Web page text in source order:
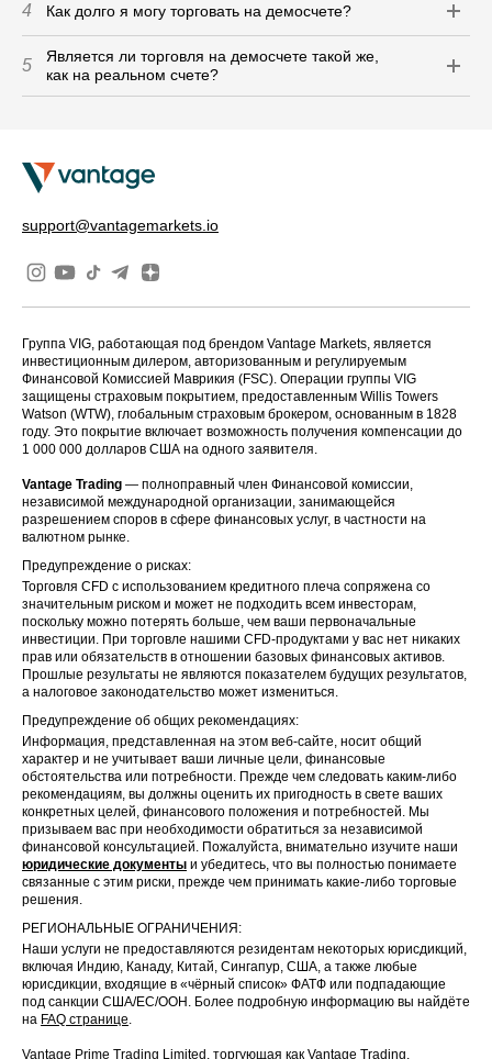
4 Как долго я могу торговать на демосчете?
5
Является ли торговля на демосчете такой же,
как на реальном счете?
support@vantagemarkets.io
Группа VIG, работающая под брендом Vantage Markets, является
инвестиционным дилером, авторизованным и регулируемым
Финансовой Комиссией Маврикия (FSC). Операции группы VIG
защищены страховым покрытием, предоставленным Willis Towers
Watson (WTW), глобальным страховым брокером, основанным в 1828
году. Это покрытие включает возможность получения компенсации до
1 000 000 долларов США на одного заявителя.
Vantage Trading — полноправный член Финансовой комиссии,
независимой международной организации, занимающейся
разрешением споров в сфере финансовых услуг, в частности на
валютном рынке.
Предупреждение о рисках:
Торговля CFD с использованием кредитного плеча сопряжена со
значительным риском и может не подходить всем инвесторам,
поскольку можно потерять больше, чем ваши первоначальные
инвестиции. При торговле нашими CFD-продуктами у вас нет никаких
прав или обязательств в отношении базовых финансовых активов.
Прошлые результаты не являются показателем будущих результатов,
а налоговое законодательство может измениться.
Предупреждение об общих рекомендациях:
Информация, представленная на этом веб-сайте, носит общий
характер и не учитывает ваши личные цели, финансовые
обстоятельства или потребности. Прежде чем следовать каким-либо
рекомендациям, вы должны оценить их пригодность в свете ваших
конкретных целей, финансового положения и потребностей. Мы
призываем вас при необходимости обратиться за независимой
финансовой консультацией. Пожалуйста, внимательно изучите наши
юридические документы и убедитесь, что вы полностью понимаете
связанные с этим риски, прежде чем принимать какие-либо торговые
решения.
РЕГИОНАЛЬНЫЕ ОГРАНИЧЕНИЯ:
Наши услуги не предоставляются резидентам некоторых юрисдикций,
включая Индию, Канаду, Китай, Сингапур, США, а также любые
юрисдикции, входящие в «чёрный список» ФАТФ или подпадающие
под санкции США/ЕС/ООН. Более подробную информацию вы найдёте
на FAQ странице.
Vantage Prime Trading Limited, торгующая как Vantage Trading,